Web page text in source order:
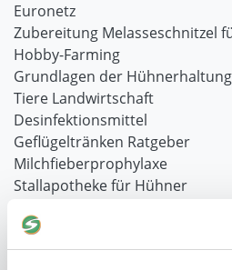
Euronetz
Zubereitung Melasseschnitzel
Hobby-Farming
Grundlagen der Hühnerhaltung
Tiere Landwirtschaft
Desinfektionsmittel
Geflügeltränken Ratgeber
Milchfieberprophylaxe
Stallapotheke für Hühner
Windschutzgewebe